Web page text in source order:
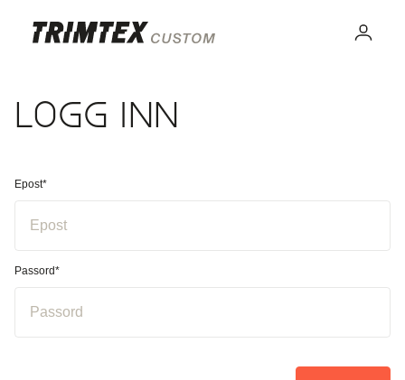
innholdTrimtex
Custom
Logg inn
Epost*
Passord*